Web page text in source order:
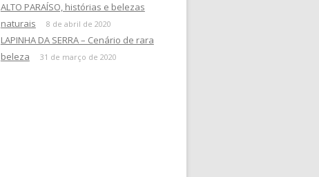
ALTO PARAÍSO, histórias e belezas
naturais
8 de abril de 2020
LAPINHA DA SERRA – Cenário de rara
beleza
31 de março de 2020